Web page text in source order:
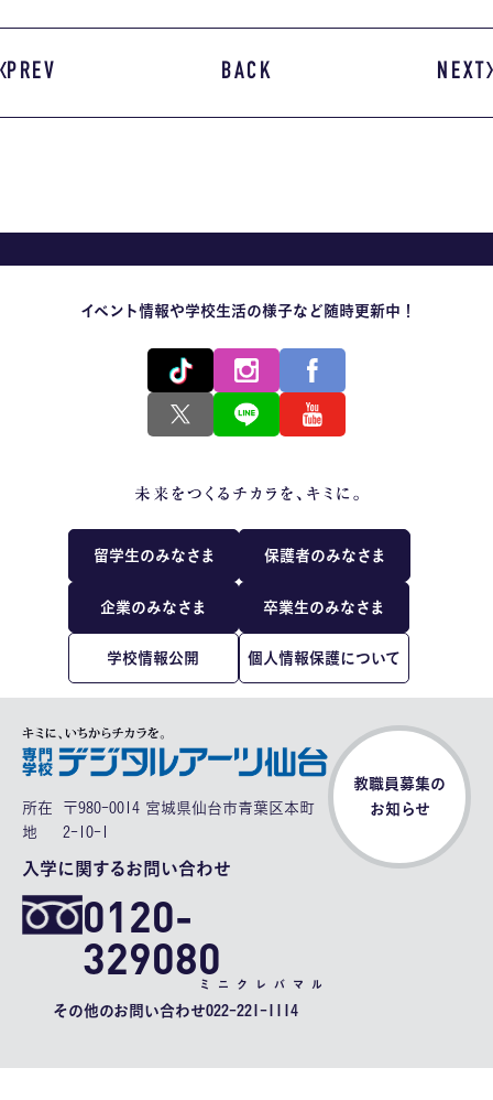
PREV BACK NEXT
イベント情報や学校生活の様子など随時更新中！
留学生のみなさま 保護者のみなさま
企業のみなさま 卒業生のみなさま
学校情報公開 個人情報保護について
所在
地
〒980-0014 宮城県仙台市青葉区本町
2-10-1
入学に関するお問い合わせ
0120-
329080
ミニクレバマル
その他のお問い合わせ022-221-1114
教職員募集の
お知らせ